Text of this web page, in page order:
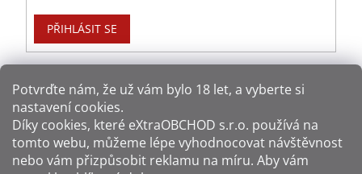
Potvrďte nám​​, že už vám bylo 18 let, a vyberte si
nastavení cookies.
Díky cookies, které eXtraOBCHOD s.r.o. používá na
tomto webu, můžeme lépe vyhodnocovat návštěvnost
nebo vám přizpůsobit reklamu na míru. Aby vám
PŘIHLÁSIT SE
Způsoby dopravy: